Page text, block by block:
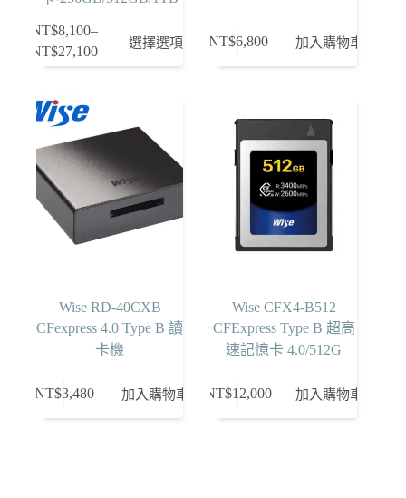
NT$8,100–
NT$27,100
價
圍：
NT$8,100
到
NT$27,100
選擇選項
式。
NT$6,800 加入購物車
Wise RD-40CXB
CFexpress 4.0 Type B 讀
卡機
NT$3,480 加入購物車
Wise CFX4-B512
CFExpress Type B 超高
速記憶卡 4.0/512G
NT$12,000 加入購物車